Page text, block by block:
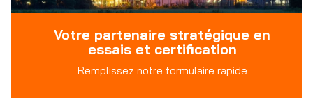
Votre partenaire stratégique en
essais et certification
Remplissez notre formulaire rapide